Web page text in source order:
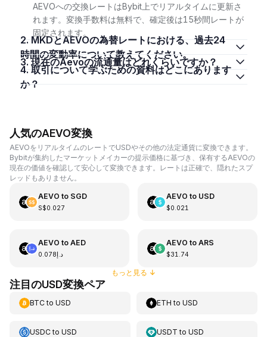
AEVOへの交換レートはBybit上でリアルタイムに更新さ
れます。変換手数料は無料で、確定後は15秒間レートが
固定されます。
2. MKDとAEVOの為替レートにおける、過去24
時間の変動率について教えてください。
3. 現在のAevoの流通量はどれくらいですか？
4. 取引について学ぶための資料はどこにあります
か？
人気のAEVO変換
AEVOをリアルタイムのレートでUSDやその他の法定通貨に変換できます。
Bybitが集約したマーケットメイカーの提示価格に基づき、保有するAEVOの
現在の価値を確認して安心して変換できます。レートは正確で、隠れたスプ
レッドもありません。
AEVO to SGD
S$0.027
AEVO to USD
$0.021
AEVO to AED
د.إ0.078
AEVO to ARS
$31.74
もっと見る ↓
注目のUSD変換ペア
BTCto USD ETH toUSD
USDCto USD USDT toUSD